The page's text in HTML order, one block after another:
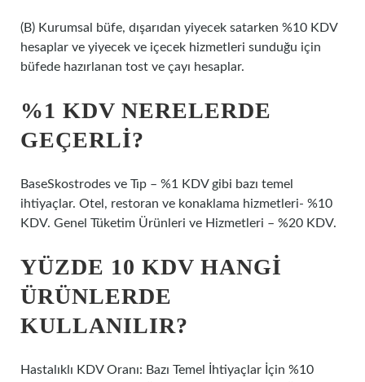
(B) Kurumsal büfe, dışarıdan yiyecek satarken %10 KDV
hesaplar ve yiyecek ve içecek hizmetleri sunduğu için
büfede hazırlanan tost ve çayı hesaplar.
%1 KDV NERELERDE
GEÇERLI?
BaseSkostrodes ve Tıp – %1 KDV gibi bazı temel
ihtiyaçlar. Otel, restoran ve konaklama hizmetleri- %10
KDV. Genel Tüketim Ürünleri ve Hizmetleri – %20 KDV.
YÜZDE 10 KDV HANGI
ÜRÜNLERDE
KULLANILIR?
Hastalıklı KDV Oranı: Bazı Temel İhtiyaçlar İçin %10